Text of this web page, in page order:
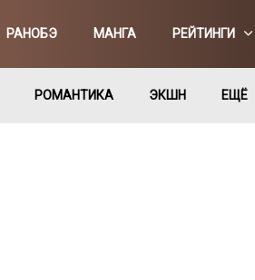
РАНОБЭ МАНГА РЕЙТИНГИ
РОМАНТИКА ЭКШН ЕЩЁ